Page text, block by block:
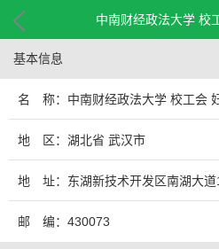
中南财经政法大学 校
基本信息
名 称：中南财经政法大学 校工会
地 区：湖北省 武汉市
地 址：东湖新技术开发区南湖大道
邮 编：430073